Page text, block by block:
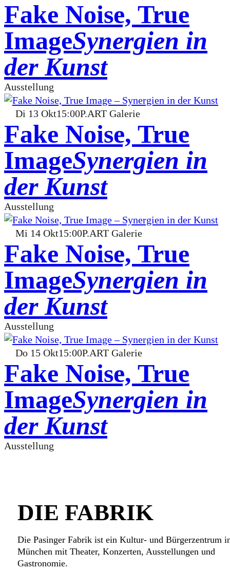
Fake Noise, True
ImageSynergien in
der Kunst
Ausstellung
Di 13 Okt15:00P.ART Galerie
Fake Noise, True
ImageSynergien in
der Kunst
Ausstellung
Mi 14 Okt15:00P.ART Galerie
Fake Noise, True
ImageSynergien in
der Kunst
Ausstellung
Do 15 Okt15:00P.ART Galerie
Fake Noise, True
ImageSynergien in
der Kunst
Ausstellung
DIE FABRIK
Die Pasinger Fabrik ist ein Kultur- und Bürgerzentrum
München mit Theater, Konzerten, Ausstellungen und
Gastronomie.